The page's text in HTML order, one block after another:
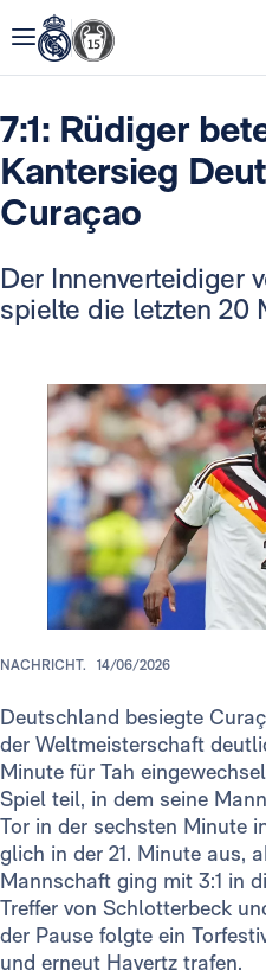
7:1: Rüdiger
Kantersieg
Curaçao
Der Innenverteidiger
spielte die letzten 20
NACHRICHT. 14/06/2026
Deutschland besiegte
der Weltmeisterschaft
Minute für Tah
Spiel teil, in dem seine
Tor in der sechsten Minute
glich in der 21. Minute aus,
Mannschaft ging mit 3:1 in
Treffer von Schlotterbeck
der Pause folgte ein
und erneut Havertz trafen.